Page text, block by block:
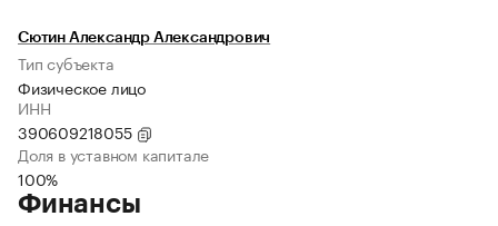
Сютин Александр Александрович
Тип субъекта
Физическое лицо
ИНН
390609218055
Доля в уставном капитале
100%
Финансы